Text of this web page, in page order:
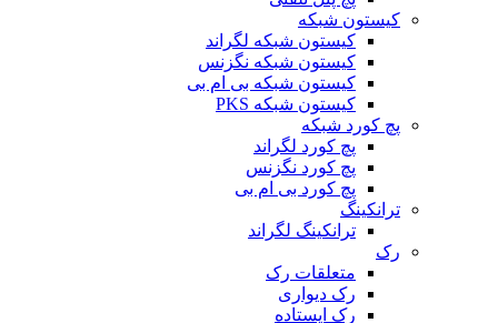
کیستون شبکه
کیستون شبکه لگراند
کیستون شبکه نگزنس
کیستون شبکه بی ام بی
کیستون شبکه PKS
پچ کورد شبکه
پچ کورد لگراند
پچ کورد نگزنس
پچ کورد بی ام بی
ترانکینگ
ترانکینگ لگراند
رک
متعلقات رک
رک دیواری
رک ایستاده